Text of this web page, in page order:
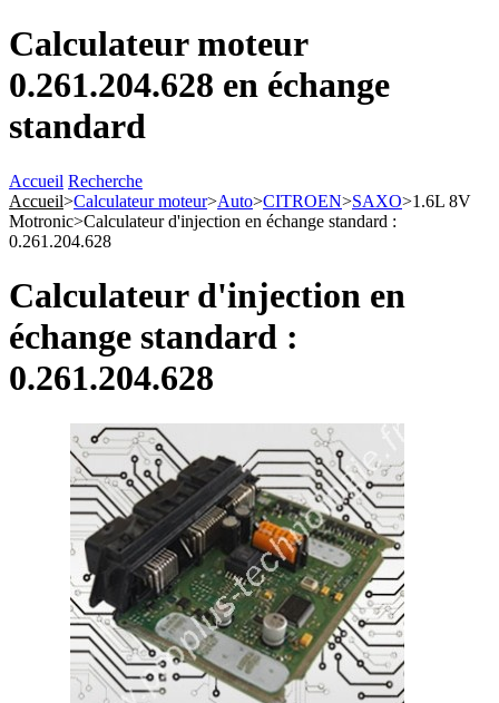
Calculateur moteur
0.261.204.628 en échange
standard
Accueil Recherche
Accueil>Calculateur moteur>Auto>CITROEN>SAXO>1.6L 8V
Motronic>Calculateur d'injection en échange standard :
0.261.204.628
Calculateur d'injection en
échange standard :
0.261.204.628